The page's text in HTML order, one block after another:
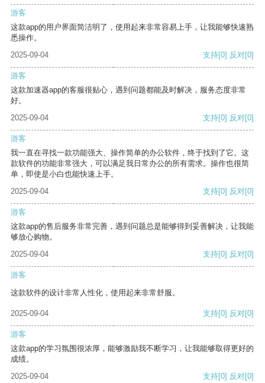
游客
这款app的用户界面简洁明了，使用起来非常容易上手，让我能够快速熟
悉操作。
2025-09-04
支持[0] 反对[0]
游客
这款加速器app的客服很贴心，遇到问题都能及时解决，服务态度非常
好。
2025-09-04
支持[0] 反对[0]
游客
我一直在寻找一款功能强大、操作简单的办公软件，终于找到了它。这
款软件的功能非常强大，可以满足我日常办公的所有需求。操作也很简
单，即使是小白也能快速上手。
2025-09-04
支持[0] 反对[0]
游客
这款app的售后服务非常完善，遇到问题总是能够得到妥善解决，让我能
够放心购物。
2025-09-04
支持[0] 反对[0]
游客
这款软件的设计非常人性化，使用起来非常舒服。
2025-09-04 支持[0] 反对[0]
游客
这款app的学习氛围很浓厚，能够激励我不断学习，让我能够取得更好的
成绩。
2025-09-04
支持[0] 反对[0]